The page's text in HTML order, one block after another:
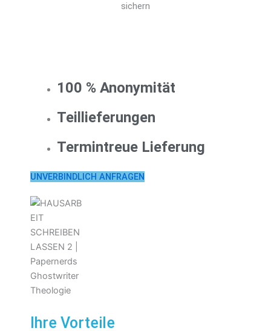
sichern
100 % Anonymität
Teillieferungen
Termintreue Lieferung
UNVERBINDLICH ANFRAGEN
Ihre Vorteile